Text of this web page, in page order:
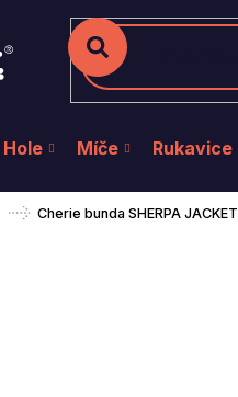
Hledat
Hole Míče Rukavice
Cherie bunda SHERPA JACKET